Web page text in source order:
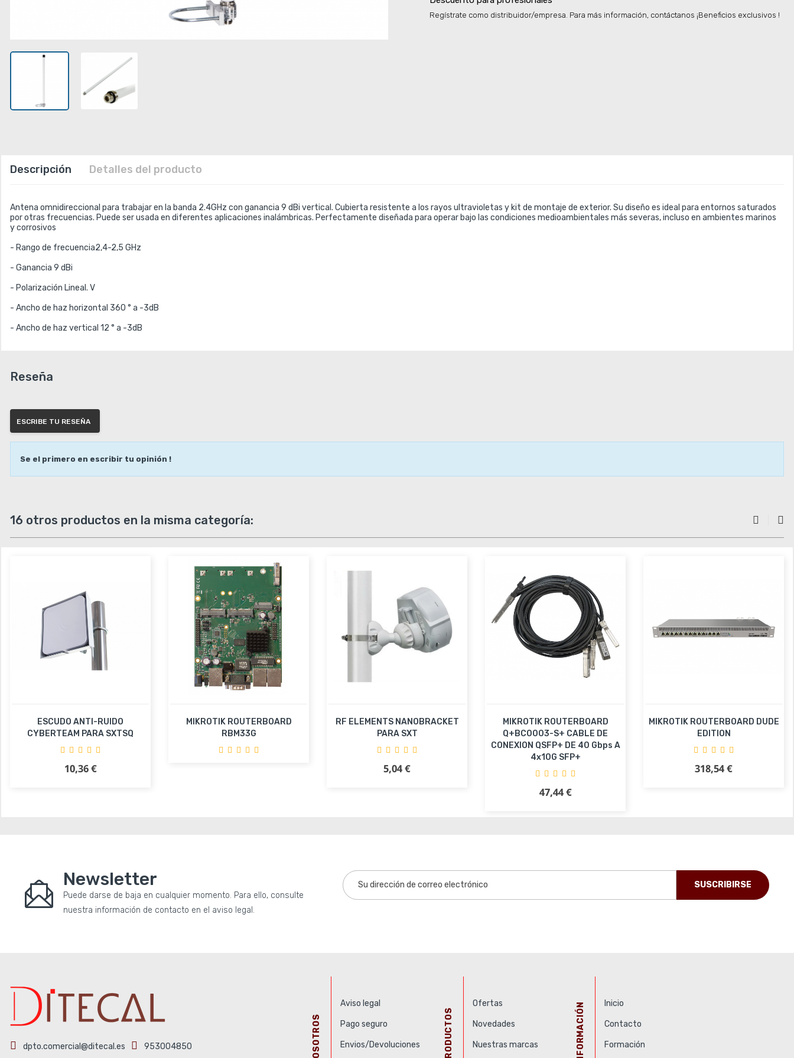
Regístrate como distribuidor/empresa. Para más información, contáctanos ¡Beneficios exclusivos !
Descripción Detalles del producto
Antena omnidireccional para trabajar en la banda 2.4GHz con ganancia 9 dBi vertical. Cubierta resistente a los rayos ultravioletas y kit de montaje de exterior. Su diseño es ideal para entornos saturados
por otras frecuencias. Puede ser usada en diferentes aplicaciones inalámbricas. Perfectamente diseñada para operar bajo las condiciones medioambientales más severas, incluso en ambientes marinos
y corrosivos
- Rango de frecuencia2,4-2,5 GHz
- Ganancia 9 dBi
- Polarización Lineal. V
- Ancho de haz horizontal 360 ° a -3dB
- Ancho de haz vertical 12 ° a -3dB
Reseña
ESCRIBE TU RESEÑA
Se el primero en escribir tu opinión !
16 otros productos en la misma categoría:
ESCUDO ANTI-RUIDO
CYBERTEAM PARA SXTSQ
Precio
10,36 €
Añadir al carrito
MIKROTIK ROUTERBOARD
RBM33G
Añadir al carrito
RF ELEMENTS NANOBRACKET
PARA SXT
Precio
5,04 €
Añadir al carrito
MIKROTIK ROUTERBOARD
Q+BC0003-S+ CABLE DE
CONEXION QSFP+ DE 40 Gbps A
4x10G SFP+
Precio
47,44 €
Añadir al carrito
MIKROTIK ROUTERBOARD DUDE
EDITION
Precio
318,54 €
Añadir al carrito
Newsletter
Puede darse de baja en cualquier momento. Para ello, consulte
nuestra información de contacto en el aviso legal.
953004850
dpto.comercial@ditecal.es NOSOTROS
Aviso legal
Pago seguro
Envios/Devoluciones PRODUCTOS
Ofertas
Novedades
Nuestras marcas INFORMACIÓN Inicio
Contacto
Formación